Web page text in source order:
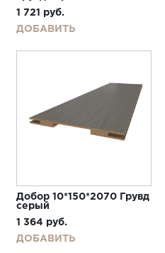
1 721
руб.
ДОБАВИТЬ
Добор 10*150*2070 Грувд
серый
1 364 руб.
ДОБАВИТЬ